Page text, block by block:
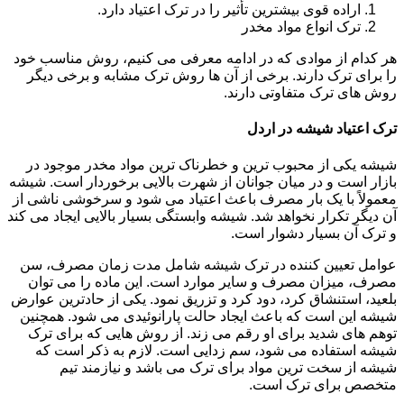
اراده قوی بیشترین تأثیر را در ترک اعتیاد دارد.
ترک انواع مواد مخدر
هر کدام از موادی که در ادامه معرفی می کنیم، روش مناسب خود
را برای ترک دارند. برخی از آن ها روش ترک مشابه و برخی دیگر
روش های ترک متفاوتی دارند.
ترک اعتیاد شیشه در اردل
شیشه یکی از محبوب ترین و خطرناک ترین مواد مخدر موجود در
بازار است و در میان جوانان از شهرت بالایی برخوردار است. شیشه
معمولاً با یک بار مصرف باعث اعتیاد می شود و سرخوشی ناشی از
آن دیگر تکرار نخواهد شد. شیشه وابستگی بسیار بالایی ایجاد می کند
و ترک آن بسیار دشوار است.
عوامل تعیین کننده در ترک شیشه شامل مدت زمان مصرف، سن
مصرف، میزان مصرف و سایر موارد است. این ماده را می توان
بلعید، استنشاق کرد، دود کرد و تزریق نمود. یکی از حادترین عوارض
شیشه این است که باعث ایجاد حالت پارانوئیدی می شود. همچنین
توهم های شدید برای او رقم می زند. از روش هایی که برای ترک
شیشه استفاده می شود، سم زدایی است. لازم به ذکر است که
شیشه از سخت ترین مواد برای ترک می باشد و نیازمند تیم
متخصص برای ترک است.